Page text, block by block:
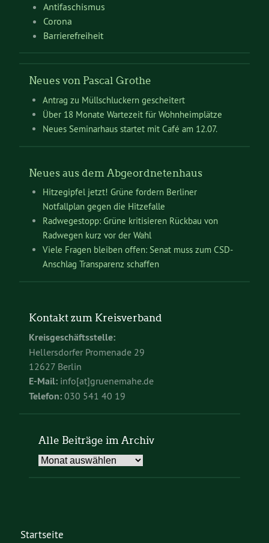
Antifaschismus
Corona
Barrierefreiheit
Neues von Pascal Grothe
Antrag zu Müllschluckern gescheitert
Über 18 Monate Wartezeit für Wohnheimplätze
Neues Seminarhaus startet mit Café am 12.07.
Neues aus dem Abgeordnetenhaus
Hitzegipfel jetzt! Grüne fordern Berliner
Notfallplan gegen die Hitzefalle
Radwegestopp: Grüne kritisieren Rückbau von
Radwegen kurz vor der Wahl
Viele Fragen bleiben offen: Senat muss zum CSD-
Anschlag Transparenz schaffen
Kontakt zum Kreisverband
Kreisgeschäftsstelle:
Hellersdorfer Promenade 29
12627 Berlin
E-Mail: info[at]gruenemahe.de
Telefon: 030 541 40 19
Alle Beiträge im Archiv
Alle
Startseite